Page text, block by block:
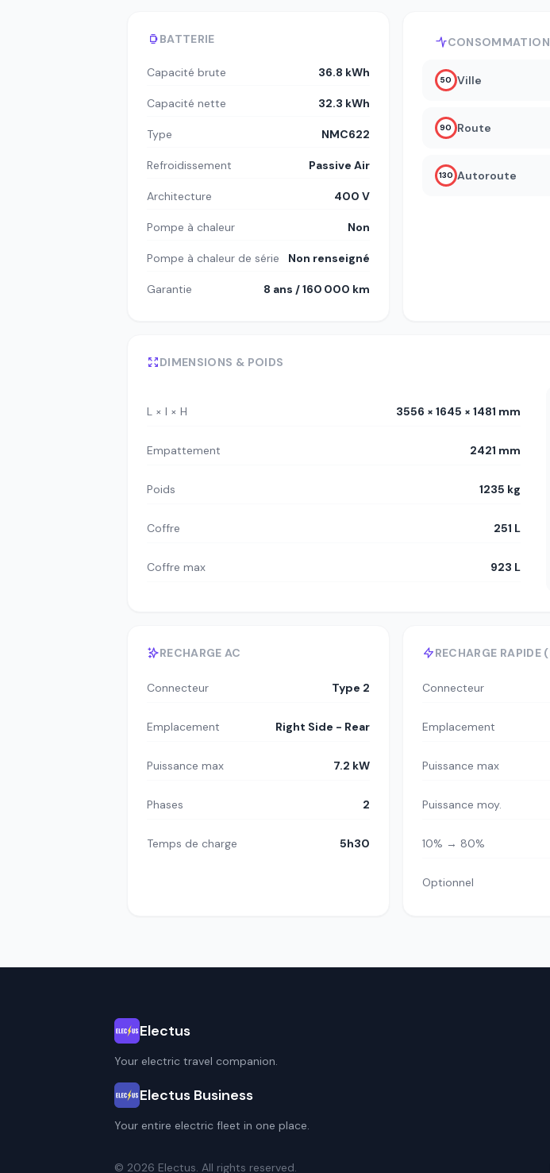
BATTERIE
Capacité brute 36.8 kWh
Capacité nette 32.3 kWh
Type NMC622
Refroidissement Passive Air
Architecture 400 V
Pompe à chaleur Non
Pompe à chaleur de série Non renseigné
Garantie 8 ans / 160 000 km
50 Ville
90 Route
130 Autoroute
DIMENSIONS & POIDS
L × l × H 3556 × 1645 × 1481 mm
Empattement 2421 mm
Poids 1235 kg
Coffre 251 L
Coffre max 923 L
RECHARGE AC
Connecteur Type 2
Emplacement Right Side - Rear
Puissance max 7.2 kW
Phases 2
Temps de charge 5h30
RECHARGE RAPIDE
Connecteur
Emplacement
Puissance max
Puissance moy.
10% → 80%
Optionnel
Electus
Your electric travel companion.
Electus Business
Your entire electric fleet in one place.
© 2026 Electus. All rights reserved.